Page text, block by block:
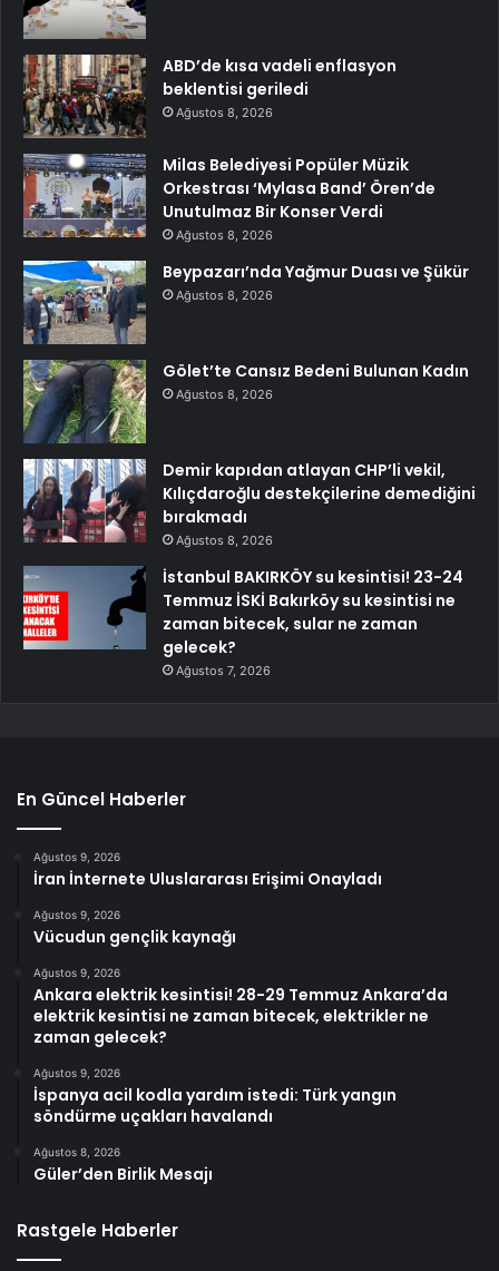
ABD’de kısa vadeli enflasyon
beklentisi geriledi
Ağustos 8, 2026
Milas Belediyesi Popüler Müzik
Orkestrası ‘Mylasa Band’ Ören’de
Unutulmaz Bir Konser Verdi
Ağustos 8, 2026
Beypazarı’nda Yağmur Duası ve Şükür
Ağustos 8, 2026
Gölet’te Cansız Bedeni Bulunan Kadın
Ağustos 8, 2026
Demir kapıdan atlayan CHP’li vekil,
Kılıçdaroğlu destekçilerine demediğini
bırakmadı
Ağustos 8, 2026
İstanbul BAKIRKÖY su kesintisi! 23-24
Temmuz İSKİ Bakırköy su kesintisi ne
zaman bitecek, sular ne zaman
gelecek?
Ağustos 7, 2026
En Güncel Haberler
Ağustos 9, 2026
İran İnternete Uluslararası Erişimi Onayladı
Ağustos 9, 2026
Vücudun gençlik kaynağı
Ağustos 9, 2026
Ankara elektrik kesintisi! 28-29 Temmuz Ankara’da
elektrik kesintisi ne zaman bitecek, elektrikler ne
zaman gelecek?
Ağustos 9, 2026
İspanya acil kodla yardım istedi: Türk yangın
söndürme uçakları havalandı
Ağustos 8, 2026
Güler’den Birlik Mesajı
Rastgele Haberler